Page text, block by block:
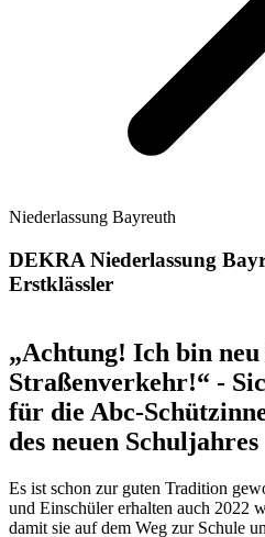
Niederlassung Bayreuth
DEKRA Niederlassung
Erstklässler
„Achtung! Ich bin
Straßenverkehr!“ -
für die Abc-
des neuen Schuljahres
Es ist schon zur guten Tradition
und Einschüler erhalten auch 2022
damit sie auf dem Weg zur Schule